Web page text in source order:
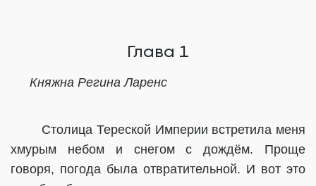
Глава 1
Княжна Регина Ларенс
Столица Тереской Империи встретила меня
хмурым небом и снегом с дождём. Проще
говоря, погода была отвратительной. И вот это